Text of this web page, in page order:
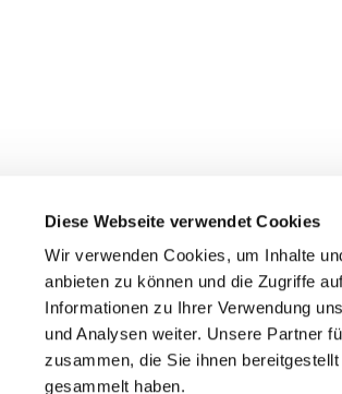
Diese Webseite verwendet Cookies
Wir verwenden Cookies, um Inhalte
anbieten zu können und die Zugriffe
Informationen zu Ihrer Verwendung
und Analysen weiter. Unsere Partner
zusammen, die Sie ihnen
gesammelt haben.
St. Otto: Katholische Kirche Usedom-Anklam-